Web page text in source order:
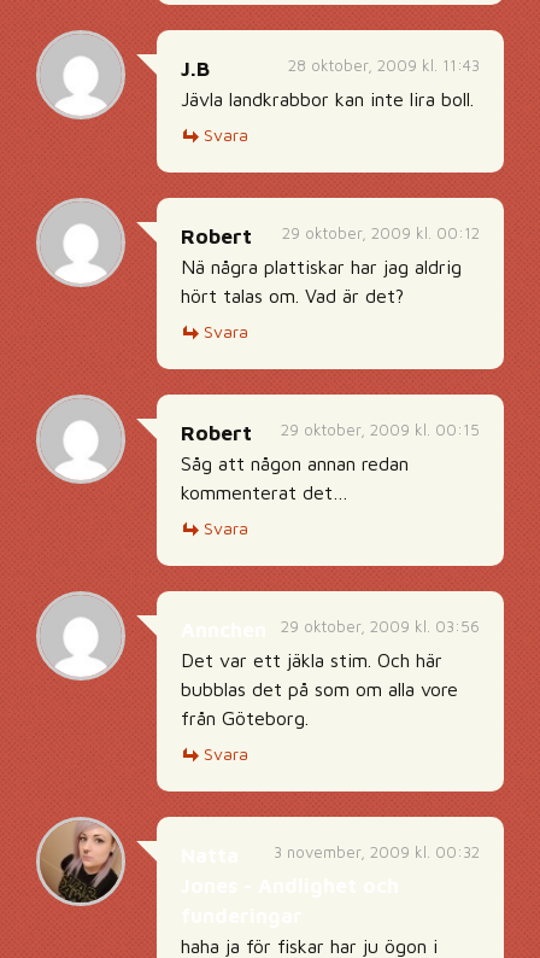
28 oktober, 2009 kl. 11:43
J.B
Jävla landkrabbor kan inte lira boll.
Svara
29 oktober, 2009 kl. 00:12
Robert
Nä några plattiskar har jag aldrig
hört talas om. Vad är det?
Svara
29 oktober, 2009 kl. 00:15
Robert
Såg att någon annan redan
kommenterat det…
Svara
29 oktober, 2009 kl. 03:56
Det var ett jäkla stim. Och här
bubblas det på som om alla vore
från Göteborg.
Svara
3 november, 2009 kl. 00:32
haha ja för fiskar har ju ögon i